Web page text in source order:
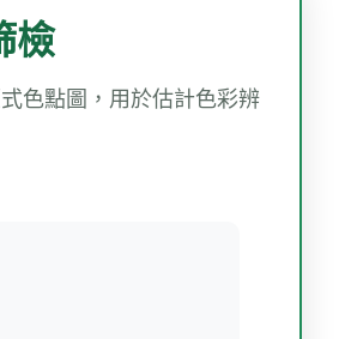
檢
色點圖，用於估計色彩辨